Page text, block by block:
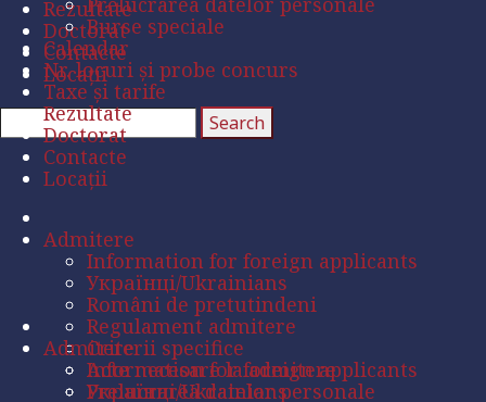
Rezultate
Doctorat
Contacte
Locații
Burse speciale
Calendar
Nr. locuri și probe concurs
Taxe și tarife
Rezultate
Doctorat
Contacte
Locații
Admitere
Information for foreign applicants
Українці/Ukrainians
Români de pretutindeni
Regulament admitere
Criterii specifice
Acte necesare la admitere
Prelucrarea datelor personale
Admitere
Information for foreign applicants
Українці/Ukrainians